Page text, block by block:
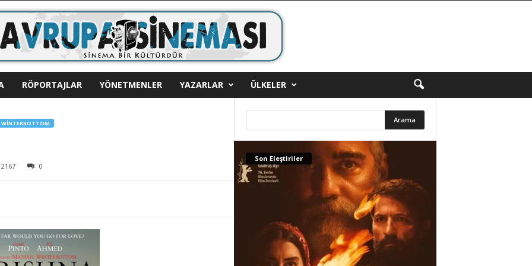
RÖPORTAJLAR YÖNETMENLER YAZARLAR ÜLKELER
WINTERBOTTOM
2167 0
Son Eleştiriler